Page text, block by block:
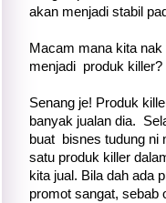
akan menjadi stabil
Macam mana kita
menjadi produk killer?
Senang je! Produk
banyak jualan dia.
buat bisnes tudung ni
satu produk killer
kita jual. Bila dah ada
promot sangat, sebab